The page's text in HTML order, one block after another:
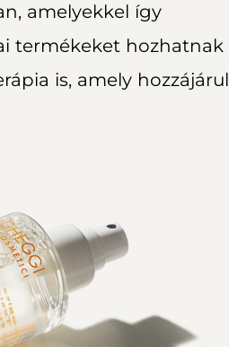
amelyekkel így
termékeket hozhatnak
is, amely hozzájárul